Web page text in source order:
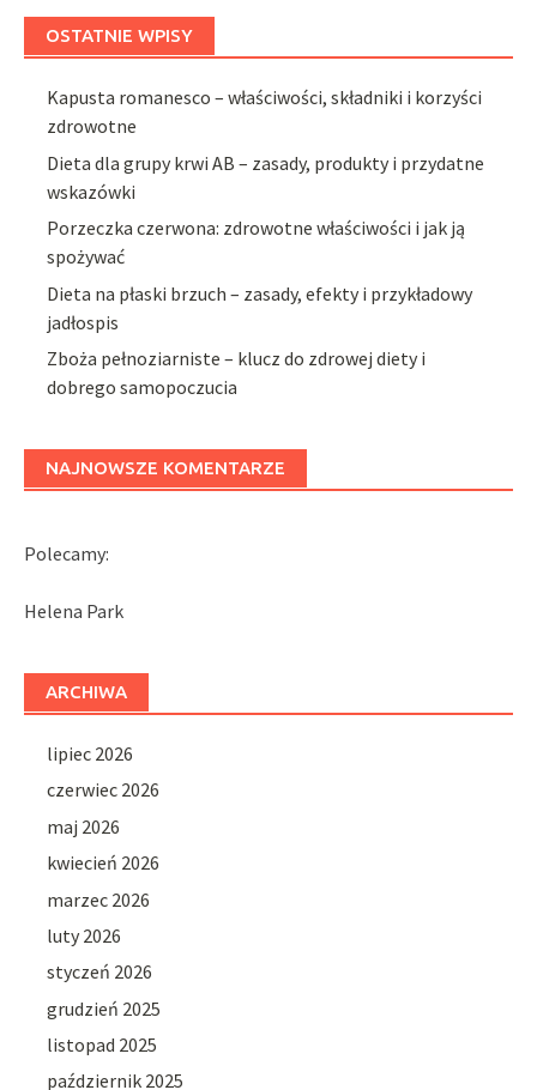
OSTATNIE WPISY
Kapusta romanesco – właściwości, składniki i korzyści
zdrowotne
Dieta dla grupy krwi AB – zasady, produkty i przydatne
wskazówki
Porzeczka czerwona: zdrowotne właściwości i jak ją
spożywać
Dieta na płaski brzuch – zasady, efekty i przykładowy
jadłospis
Zboża pełnoziarniste – klucz do zdrowej diety i
dobrego samopoczucia
NAJNOWSZE KOMENTARZE
Polecamy:
Helena Park
ARCHIWA
lipiec 2026
czerwiec 2026
maj 2026
kwiecień 2026
marzec 2026
luty 2026
styczeń 2026
grudzień 2025
listopad 2025
październik 2025